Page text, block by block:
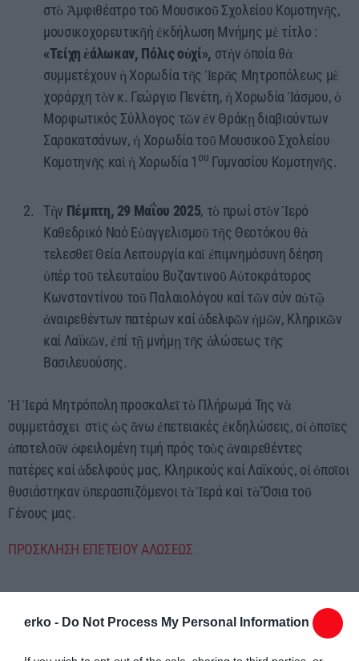
erko - Do Not Process My Personal Information
στὸ Ἀμφιθέατρο τοῦ Μουσικοῦ Σχολείου Κομοτηνῆς,
μουσικοχορευτικῆή ἐκδήλωση Μνήμης μὲ τίτλο :
«Τείχη ἑάλωκαν, Πόλις οὐχί», στὴν ὁποία θὰ
συμμετέχουν ἡ Χορωδία τῆς Ἱερᾶς Μητροπόλεως μὲ
χοράρχη τὸν κ. Γεώργιο Πενέτη, ἡ Χορωδία Ἰάσμου, ὁ
Μορφωτικός Σύλλογος τῶν ἐν Θράκῃ διαβιούντων
Σαρακατσάνων, ἡ Χορωδία τοῦ Μουσικοῦ Σχολείου
Κομοτηνῆς καὶ ἡ Χορωδία 1 ου Γυμνασίου Κομοτηνῆς.
Τὴν Πέμπτη, 29 Μαΐου 2025, τὸ πρωί στὸν Ἱερό
Καθεδρικό Ναό Εὐαγγελισμοῦ τῆς Θεοτόκου θὰ
τελεσθεῖ Θεία Λειτουργία καὶ ἐπιμνημόσυνη δέηση
ὑπέρ τοῦ τελευταίου Βυζαντινοῦ Αὐτοκράτορος
Κωνσταντίνου τοῦ Παλαιολόγου καί τῶν σύν αὐτῷ
ἀναιρεθέντων πατέρων καί ἀδελφῶν ἡμῶν, Κληρικῶν
καί Λαϊκῶν, ἐπί τῇ μνήμῃ τῆς ἁλώσεως τῆς
Βασιλευούσης.
Ἡ Ἱερά Μητρόπολη προσκαλεῖ τὸ Πλήρωμά Της νὰ
συμμετάσχει στὶς ὡς ἄνω ἐπετειακές ἐκδηλώσεις, οἱ ὁποῖες
ἀποτελοῦν ὀφειλομένη τιμή πρός τοὺς ἀναιρεθέντες
πατέρες καί ἀδελφούς μας, Κληρικούς καί Λαϊκούς, οἱ ὁποῖοι
θυσιάστηκαν ὑπερασπιζόμενοι τὰ Ἱερά καὶ τὰ Ὅσια τοῦ
Γένους μας.
ΠΡΟΣΚΛΗΣΗ ΕΠΕΤΕΙΟΥ ΑΛΩΣΕΩΣ